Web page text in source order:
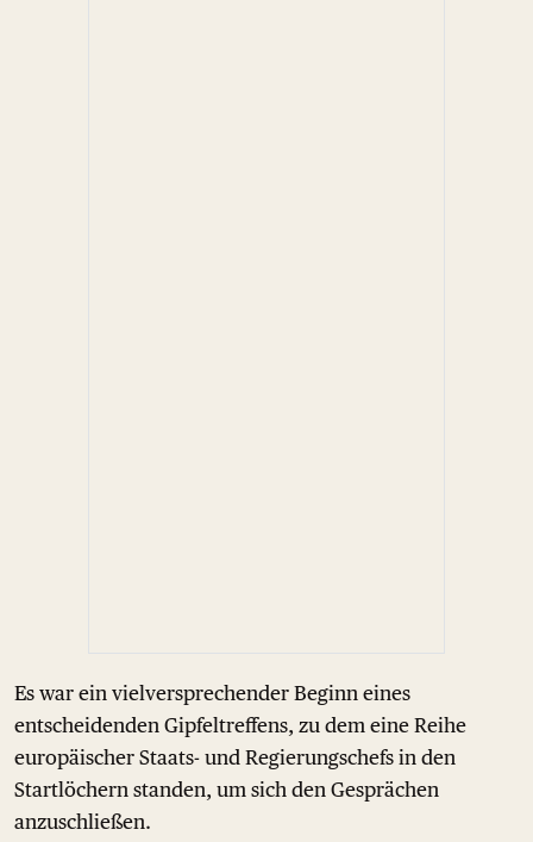
Es war ein vielversprechender Beginn eines
entscheidenden Gipfeltreffens, zu dem eine Reihe
europäischer Staats- und Regierungschefs in den
Startlöchern standen, um sich den Gesprächen
anzuschließen.